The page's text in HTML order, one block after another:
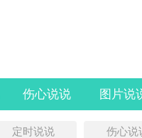
伤心说说 图片说
定时说说 伤心说